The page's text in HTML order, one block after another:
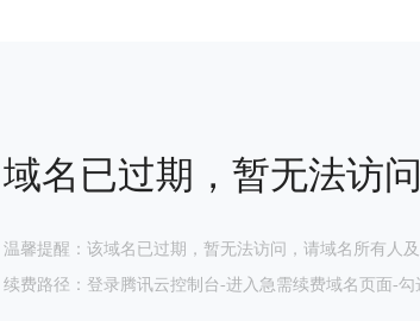
域名已过期，暂无法访问
温馨提醒：该域名已过期，暂无法访问，请域名所有人
续费路径：登录腾讯云控制台-进入急需续费域名页面-